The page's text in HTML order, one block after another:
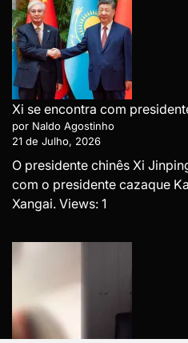
Xi se encontra com
por Naldo Agostinho
21 de Julho, 2026
O presidente chinês Xi
com o presidente cazaque
Xangai. Views: 1